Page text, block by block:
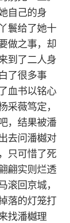
自己的身
鬟给了她十
做之事，却
到了二人身
了很多事
血书以铭心
采薇笃定，
，结果被潘
去问潘樾对
只可惜了死
翩实则烂透
滚回京城，
落的灯笼打
找潘樾理